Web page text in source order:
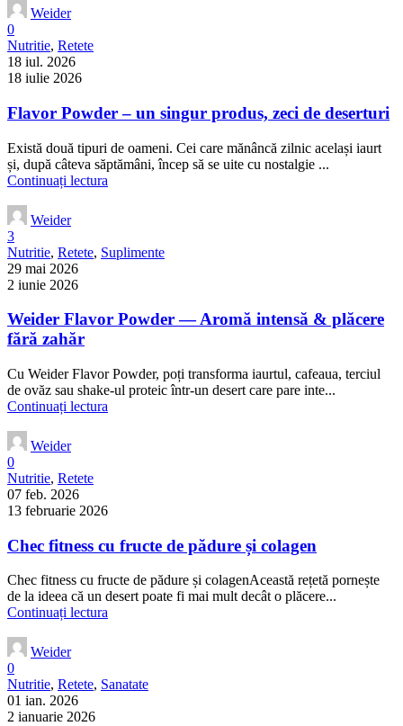
Weider
0
Nutritie, Retete
18 iul. 2026
18 iulie 2026
Flavor Powder – un singur produs, zeci de deserturi
Există două tipuri de oameni. Cei care mănâncă zilnic același iaurt
și, după câteva săptămâni, încep să se uite cu nostalgie ...
Continuați lectura
Weider
3
Nutritie, Retete, Suplimente
29 mai 2026
2 iunie 2026
Weider Flavor Powder — Aromă intensă & plăcere
fără zahăr
Cu Weider Flavor Powder, poți transforma iaurtul, cafeaua, terciul
de ovăz sau shake-ul proteic într-un desert care pare inte...
Continuați lectura
Weider
0
Nutritie, Retete
07 feb. 2026
13 februarie 2026
Chec fitness cu fructe de pădure și colagen
Chec fitness cu fructe de pădure și colagenAceastă rețetă pornește
de la ideea că un desert poate fi mai mult decât o plăcere...
Continuați lectura
Weider
0
Nutritie, Retete, Sanatate
01 ian. 2026
2 ianuarie 2026